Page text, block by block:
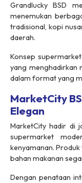
Grandlucky BSD
menemukan
tradisional, kopi
daerah.
Konsep
yang menghadirkan
dalam format yang
MarketCity
Elegan
MarketCity hadir di
supermarket
kenyamanan.
bahan makanan
Dengan penataan